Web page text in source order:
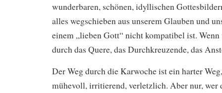
wunderbaren, schönen, idyllischen
alles wegschieben aus unserem Glauben und
einem „lieben Gott“ nicht kompatibel ist.
durch das Quere, das Durchkreuzende, das
Der Weg durch die Karwoche ist ein harter
mühevoll, irritierend, verletzlich. Aber nur, wer